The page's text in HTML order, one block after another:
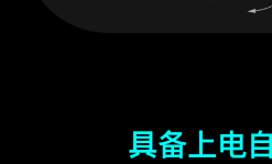
具备上电